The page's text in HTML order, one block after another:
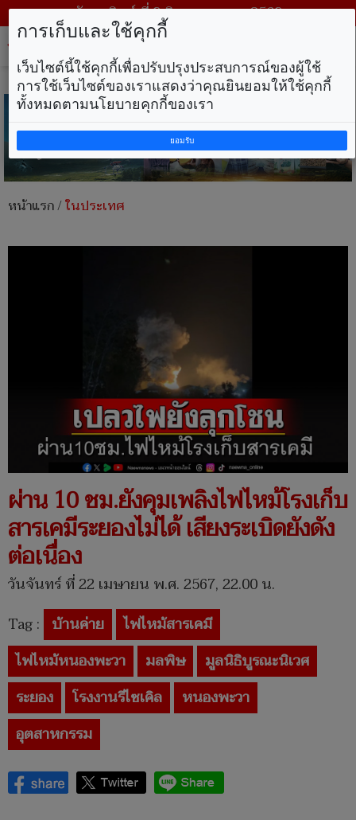
วันอาทิตย์ ที่ 9 สิงหาคม พ.ศ. 2569
หน้าแรก/ในประเทศ
ผ่าน 10 ชม.ยังคุมเพลิงไฟไหม้โรงเก็บ
สารเคมีระยองไม่ได้ เสียงระเบิดยังดัง
ต่อเนื่อง
วันจันทร์ ที่ 22 เมษายน พ.ศ. 2567, 22.00 น.
Tag : บ้านค่าย
ไฟไหม้สารเคมี
ไฟไหม้หนองพะวา
มลพิษ
มูลนิธิบูรณะนิเวศ
ระยอง
โรงงานรีไซเคิล
หนองพะวา
อุตสาหกรรม
การเก็บและใช้คุกกี้
เว็บไซต์นี้ใช้คุกกี้เพื่อปรับปรุงประสบการณ์ของผู้ใช้
การใช้เว็บไซต์ของเราแสดงว่าคุณยินยอมให้ใช้คุกกี้
ทั้งหมดตามนโยบายคุกกี้ของเรา
ยอมรับ